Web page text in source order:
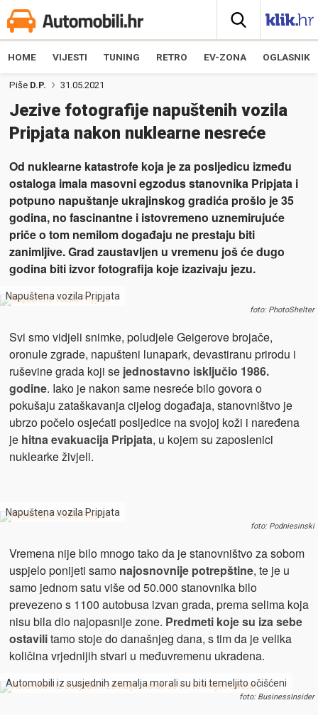
HOME VIJESTI TUNING RETRO EV-ZONA OGLASNIK
Piše D.P. 31.05.2021
Jezive fotografije napuštenih vozila
Pripjata nakon nuklearne nesreće
Od nuklearne katastrofe koja je za posljedicu između
ostaloga imala masovni egzodus stanovnika Pripjata i
potpuno napuštanje ukrajinskog gradića prošlo je 35
godina, no fascinantne i istovremeno uznemirujuće
priče o tom nemilom događaju ne prestaju biti
zanimljive. Grad zaustavljen u vremenu još će dugo
godina biti izvor fotografija koje izazivaju jezu.
Napuštena vozila Pripjata
foto: PhotoShelter
Svi smo vidjeli snimke, poludjele Geigerove brojače,
oronule zgrade, napušteni lunapark, devastiranu prirodu i
ruševine grada koji se jednostavno isključio 1986.
godine. Iako je nakon same nesreće bilo govora o
pokušaju zataškavanja cijelog događaja, stanovništvo je
ubrzo počelo osjećati posljedice na svojoj koži i naređena
je hitna evakuacija Pripjata, u kojem su zaposlenici
nuklearke živjeli.
Napuštena vozila Pripjata
foto: Podniesinski
Vremena nije bilo mnogo tako da je stanovništvo za sobom
uspjelo ponijeti samo najosnovnije potrepštine, te je u
samo jednom satu više od 50.000 stanovnika bilo
prevezeno s 1100 autobusa izvan grada, prema selima koja
nisu bila dio najopasnije zone. Predmeti koje su iza sebe
ostavilitamo stoje do današnjeg dana, s tim da je velika
količina vrjednijih stvari u međuvremenu ukradena.
Automobili iz susjednih zemalja morali su biti temeljito očišćeni
foto: BusinessInsider